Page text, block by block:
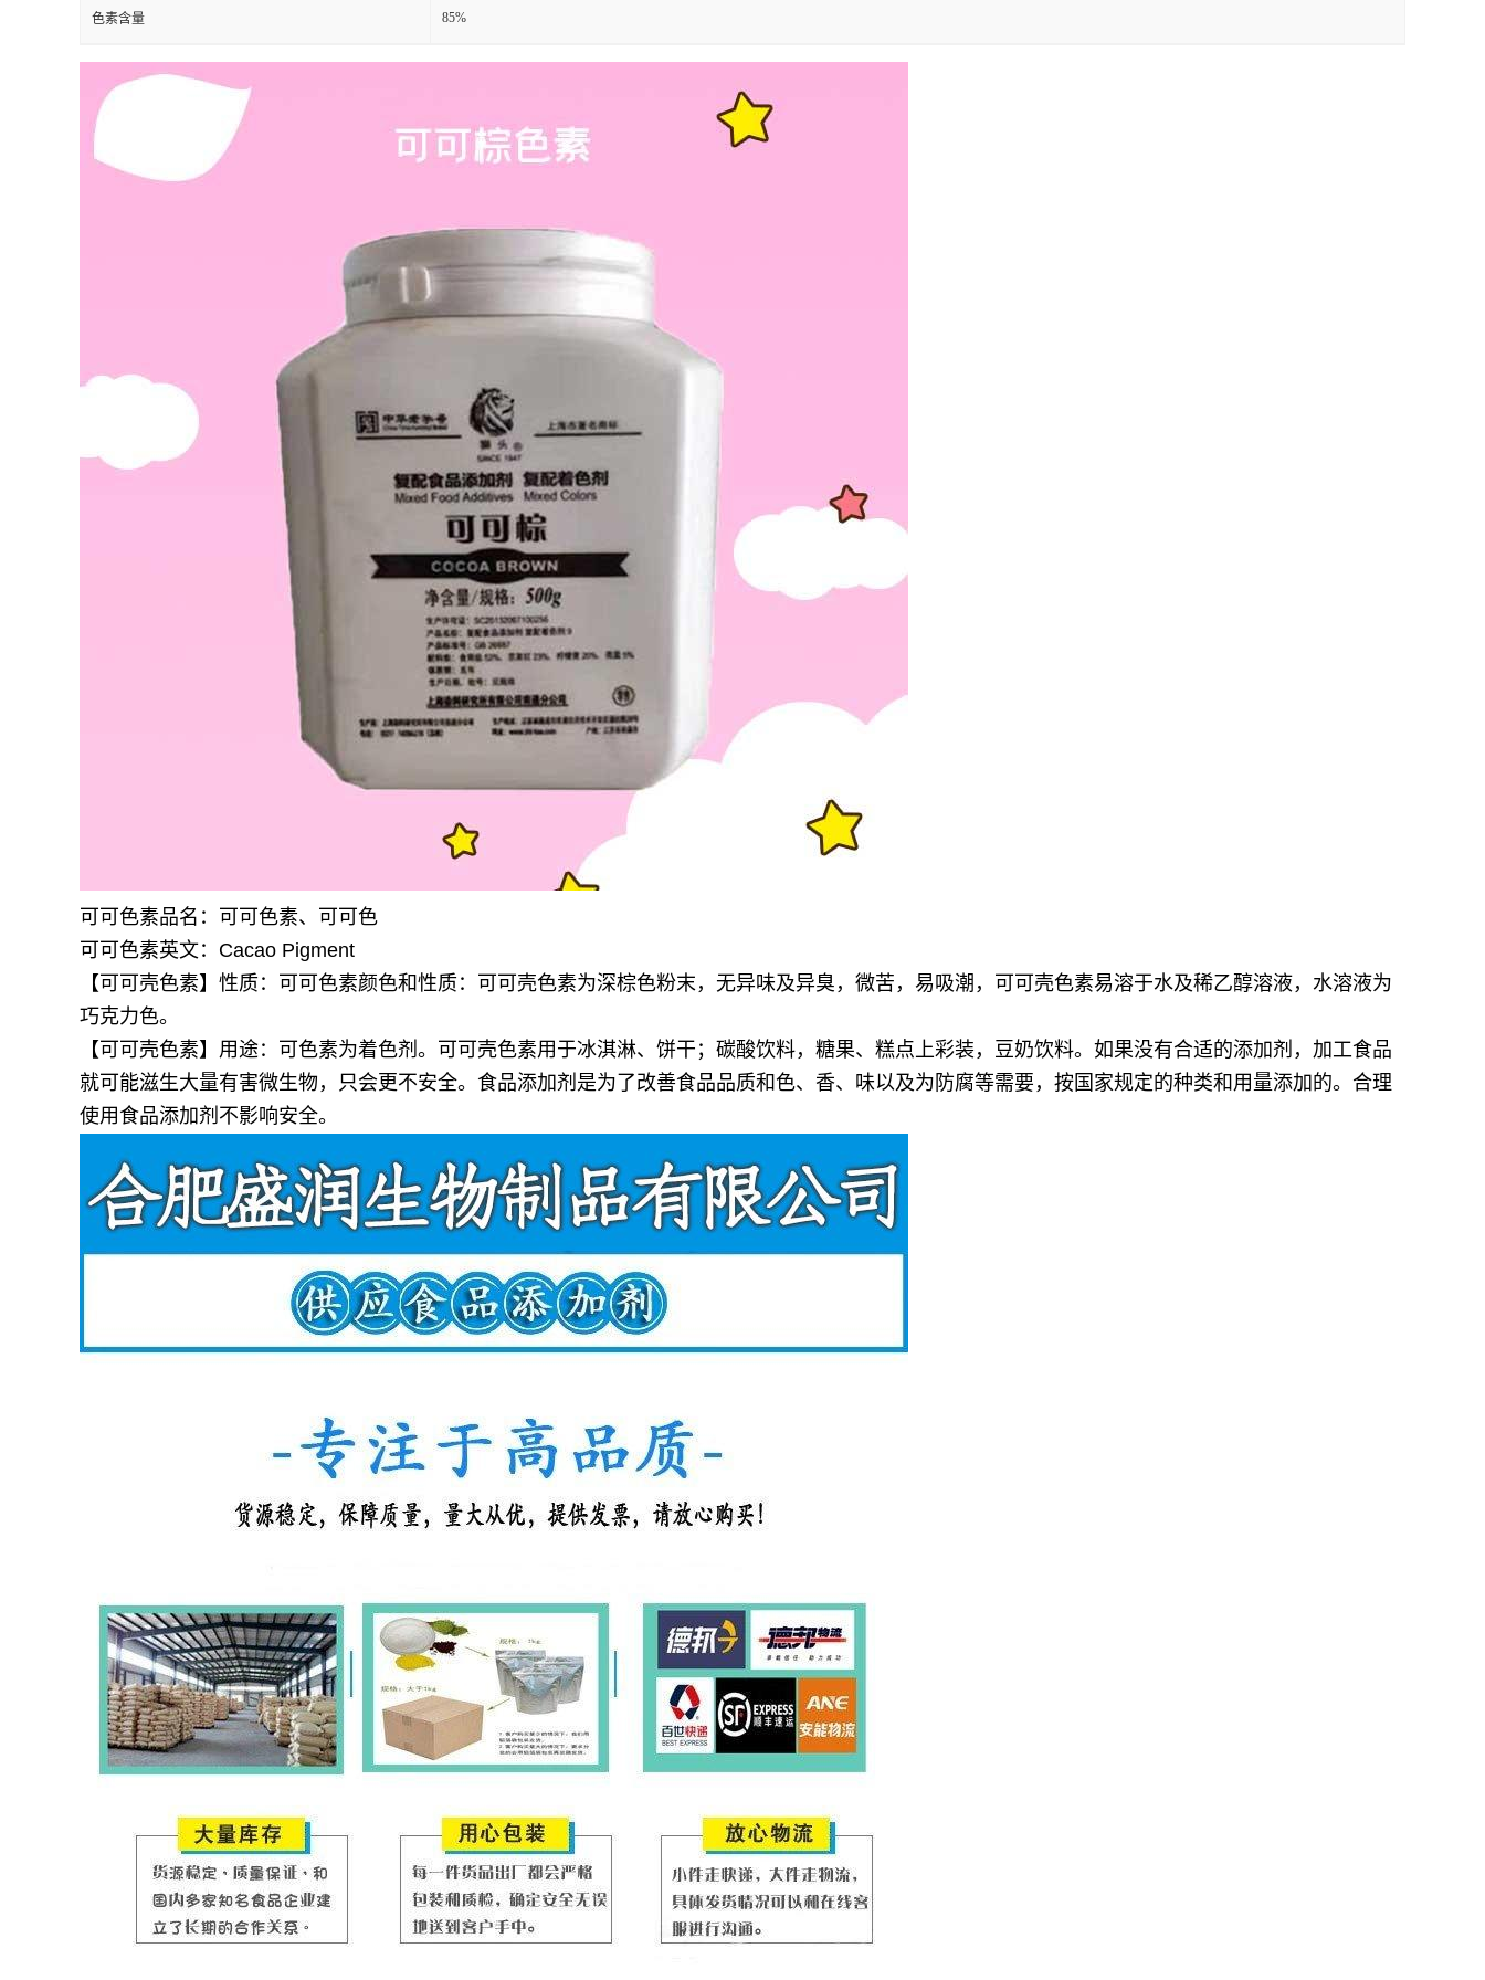
色素含量 85%
可可色素品名：可可色素、可可色
可可色素英文：Cacao Pigment
【可可壳色素】性质： 可可色素颜色和性质：可可壳色素为深棕色粉末，无异味及异臭，微苦，易吸潮，可可壳色素易溶于水及稀乙醇溶液，水溶液为
巧克力色。
【可可壳色素】用途： 可色素为着色剂。可可壳色素用于冰淇淋、饼干；碳酸饮料，糖果、糕点上彩装，豆奶饮料。如果没有合适的添加剂，加工食品
就可能滋生大量有害微生物，只会更不安全。食品添加剂是为了改善食品品质和色、香、味以及为防腐等需要，按国家规定的种类和用量添加的。合理
使用食品添加剂不影响安全。